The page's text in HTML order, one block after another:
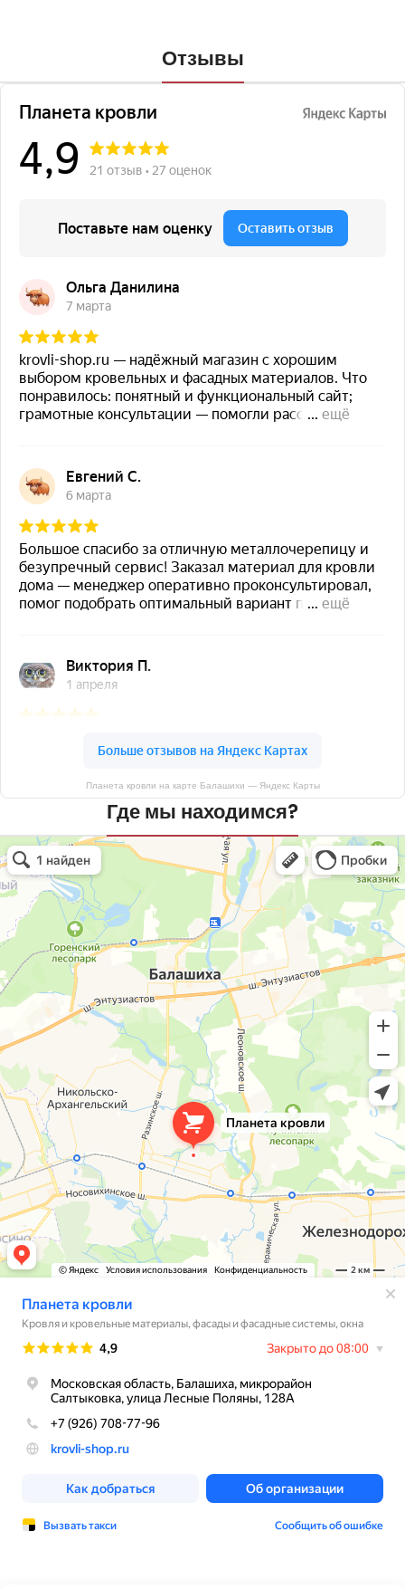
Отзывы
Планета кровли на карте Балашихи — Яндекс Карты
Где мы находимся?
Планета кровли
Кровля и кровельные материалы в Балашихе
Окна в Балашихе